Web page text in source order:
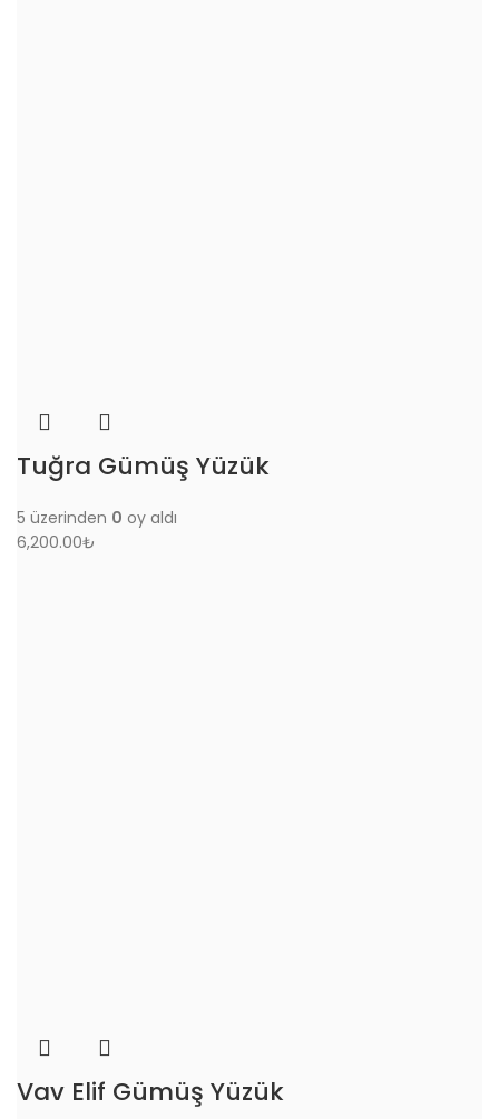
Tuğra Gümüş Yüzük
5 üzerinden 0 oy aldı
6,200.00₺
Vav Elif Gümüş Yüzük